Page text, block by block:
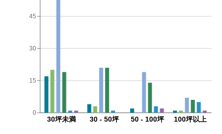
30坪未満 30 - 50坪 50 - 100坪 100坪以上
0
15
30
45